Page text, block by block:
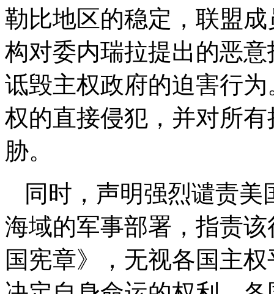
勒比地区的稳定，联盟
构对委内瑞拉提出的恶
诋毁主权政府的迫害行
权的直接侵犯，并对所
胁。
同时，声明强烈谴责
海域的军事部署，指责
国宪章》，无视各国主